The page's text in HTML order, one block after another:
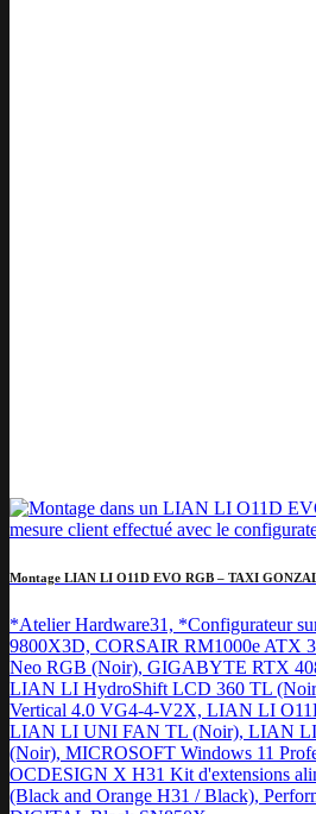
Montage LIAN LI O11D EVO RGB – TAXI
*Atelier Hardware31, *Configurateur
9800X3D, CORSAIR RM1000e ATX
Neo RGB (Noir), GIGABYTE RTX
LIAN LI HydroShift LCD 360 TL
Vertical 4.0 VG4-4-V2X, LIAN LI
LIAN LI UNI FAN TL (Noir), LIAN
(Noir), MICROSOFT Windows 11
OCDESIGN X H31 Kit d'extensions
(Black and Orange H31 / Black),